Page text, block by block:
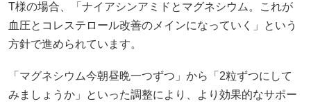
T様の場合、「ナイアシンアミドとマグネシウム。これが
血圧とコレステロール改善のメインになっていく」という
方針で進められています。
「マグネシウム今朝昼晩一つずつ」から「2粒ずつにして
みましょうか」といった調整により、より効果的なサポー